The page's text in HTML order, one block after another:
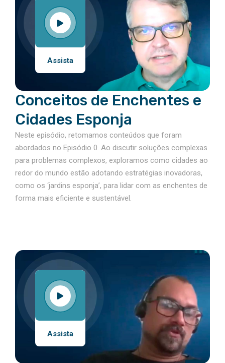
Assista
Conceitos de Enchentes e
Cidades Esponja
Neste episódio, retomamos conteúdos que foram
abordados no Episódio 0. Ao discutir soluções complexas
para problemas complexos, exploramos como cidades ao
redor do mundo estão adotando estratégias inovadoras,
como os ‘jardins esponja’, para lidar com as enchentes de
forma mais eficiente e sustentável.
Assista